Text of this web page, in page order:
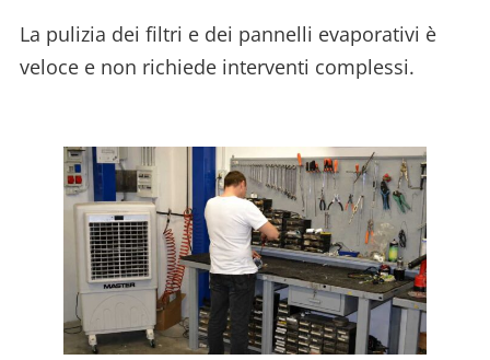
La pulizia dei filtri e dei pannelli evaporativi è
veloce e non richiede interventi complessi.